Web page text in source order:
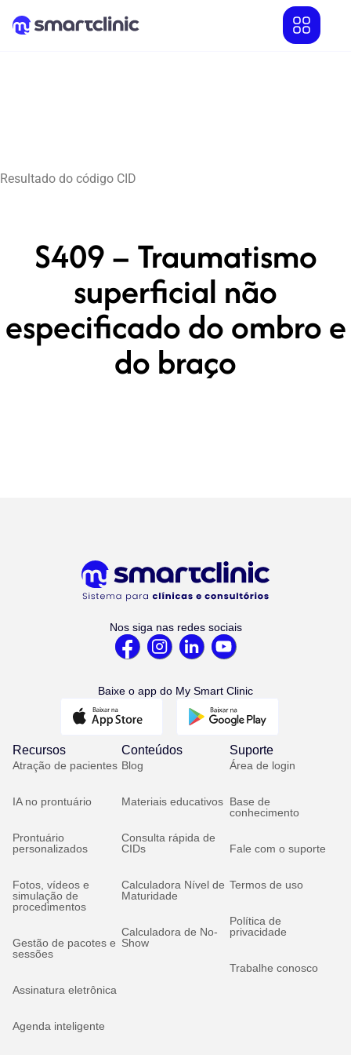
Resultado do código CID
S409 – Traumatismo
superficial não
especificado do ombro e
do braço
Nos siga nas redes sociais
Baixe o app do My Smart Clinic
Recursos
Atração de pacientes
IA no prontuário
Prontuário
personalizados
Fotos, vídeos e
simulação de
procedimentos
Gestão de pacotes e
sessões
Assinatura eletrônica
Agenda inteligente
Conteúdos
Blog
Materiais educativos
Consulta rápida de
CIDs
Calculadora Nível de
Maturidade
Calculadora de No-
Show
Suporte
Área de login
Base de
conhecimento
Fale com o suporte
Termos de uso
Política de
privacidade
Trabalhe conosco